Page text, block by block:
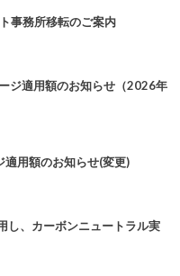
事務所移転のご案内
ジ適用額のお知らせ（2026年
用額のお知らせ(変更)
し、カーボンニュートラル実